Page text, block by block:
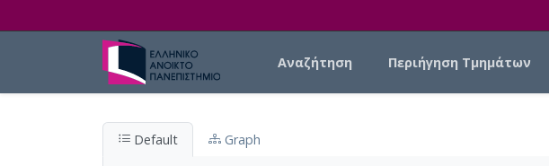
Αναζήτηση Περιήγηση Τμημάτων
Default Graph